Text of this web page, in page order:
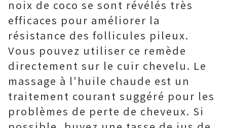
noix de coco se sont révélés très
efficaces pour améliorer la
résistance des follicules pileux.
Vous pouvez utiliser ce remède
directement sur le cuir chevelu. Le
massage à l'huile chaude est un
traitement courant suggéré pour les
problèmes de perte de cheveux. Si